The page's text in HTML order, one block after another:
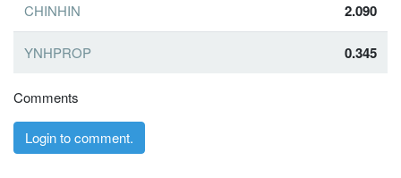
CHINHIN 2.090
YNHPROP 0.345
Comments
Login to comment.